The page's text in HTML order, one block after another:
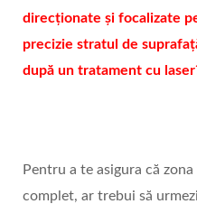
direcționate și focalizate
precizie stratul de
după un tratament cu
Pentru a te asigura că
complet, ar trebui să